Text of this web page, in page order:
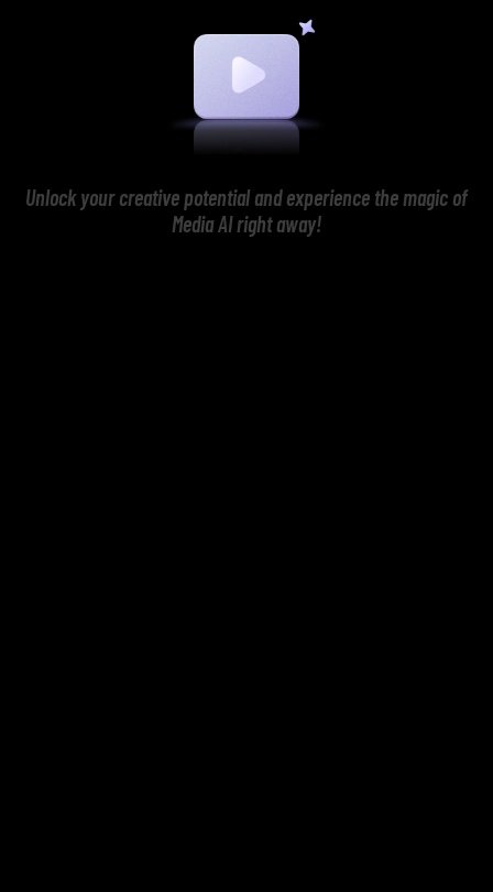
Unlock your creative potential and experience the magic of
Media AI right away!